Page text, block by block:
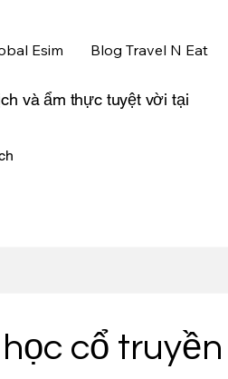
và ẩm thực tuyệt vời tại
Esim Blog Travel N Eat
cổ truyền